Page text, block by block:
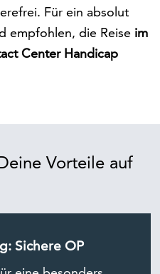
Für ein absolut
empfohlen, die Reise im
Center Handicap
Vorteile auf
Sichere OP